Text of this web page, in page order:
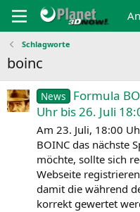
Schlagworte
boinc
News
Formula
Uhr bis 26. Juli
Am 23. Juli, 18:00
BOINC das nächste
möchte, sollte sich
Webseite
damit die während
korrekt gewertet